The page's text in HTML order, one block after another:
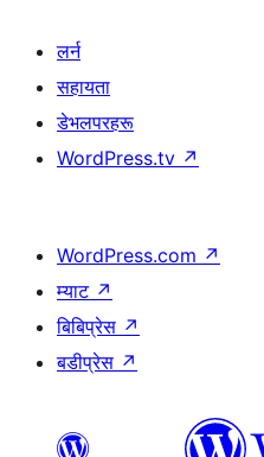
लर्न
सहायता
डेभलपरहरू
WordPress.tv ↗
WordPress.com ↗
म्याट ↗
बिबिप्रेस ↗
बडीप्रेस ↗